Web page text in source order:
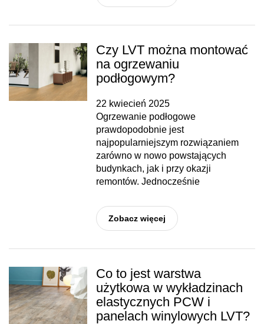
Czy LVT można montować
na ogrzewaniu
podłogowym?
22 kwiecień 2025
Ogrzewanie podłogowe
prawdopodobnie jest
najpopularniejszym rozwiązaniem
zarówno w nowo powstających
budynkach, jak i przy okazji
remontów. Jednocześnie
Zobacz więcej
Co to jest warstwa
użytkowa w wykładzinach
elastycznych PCW i
panelach winylowych LVT?